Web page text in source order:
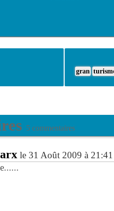
gran
5 commentaires
le 31 Août 2009 à 21:41